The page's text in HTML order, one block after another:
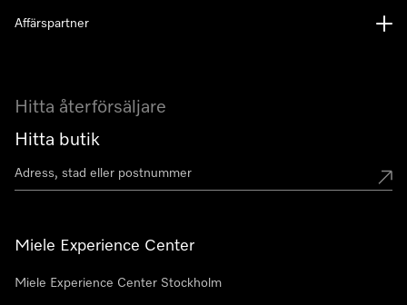
Hitta återförsäljare
Hitta butik
Miele Experience Center
Miele Experience Center Stockholm
Affärspartner